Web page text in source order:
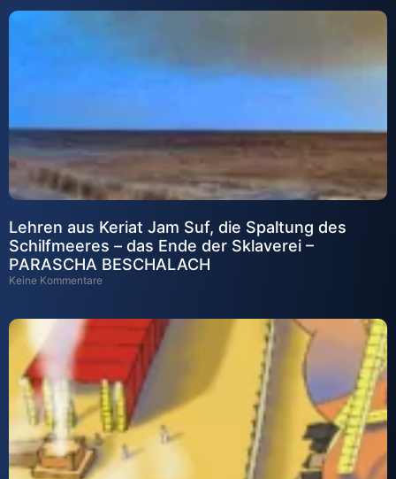
Lehren aus Keriat Jam Suf, die Spaltung des
Schilfmeeres – das Ende der Sklaverei –
PARASCHA BESCHALACH
Keine Kommentare